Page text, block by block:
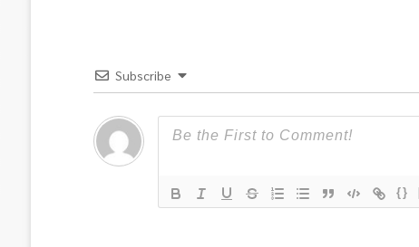
Subscribe
{}